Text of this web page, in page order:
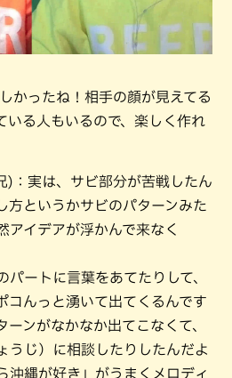
かったね！相手の顔が見えてる
いる人もいるので、楽しく作れ
)：実は、サビ部分が苦戦したん
方というかサビのパターンみた
アイデアが浮かんで来なく
パートに言葉をあてたりして、
コんっと湧いて出てくるんです
ーンがなかなか出てこなくて、
うじ）に相談したりしたんだよ
沖縄が好き」がうまくメロディ